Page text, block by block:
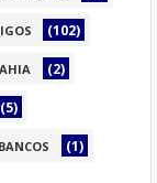
(102)
(2)
(5)
BANCOS (1)